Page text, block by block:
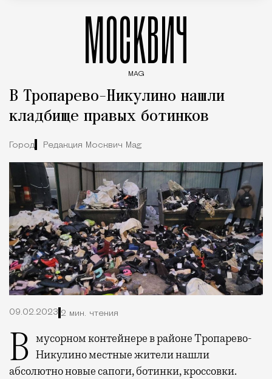
МОСКВИЧ
MAG
В Тропарево-Никулино нашли
кладбище правых ботинков
Город Редакция Москвич Mag
09.02.2023 2 мин. чтения
В мусорном контейнере в районе Тропарево- Никулино местные жители нашли
абсолютно новые сапоги, ботинки, кроссовки.